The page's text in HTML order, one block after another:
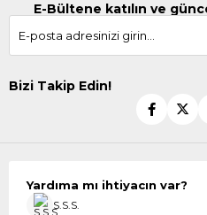
E-Bültene katılın ve
Bizi Takip Edin!
Yardıma mı ihtiyacın var?
S.S.S.